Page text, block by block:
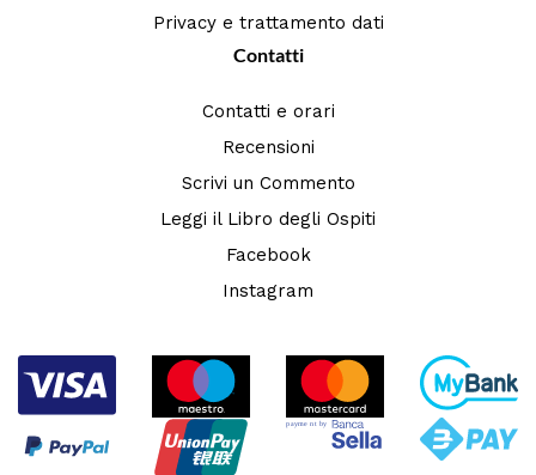
Privacy e trattamento dati
Contatti
Contatti e orari
Recensioni
Scrivi un Commento
Leggi il Libro degli Ospiti
Facebook
Instagram